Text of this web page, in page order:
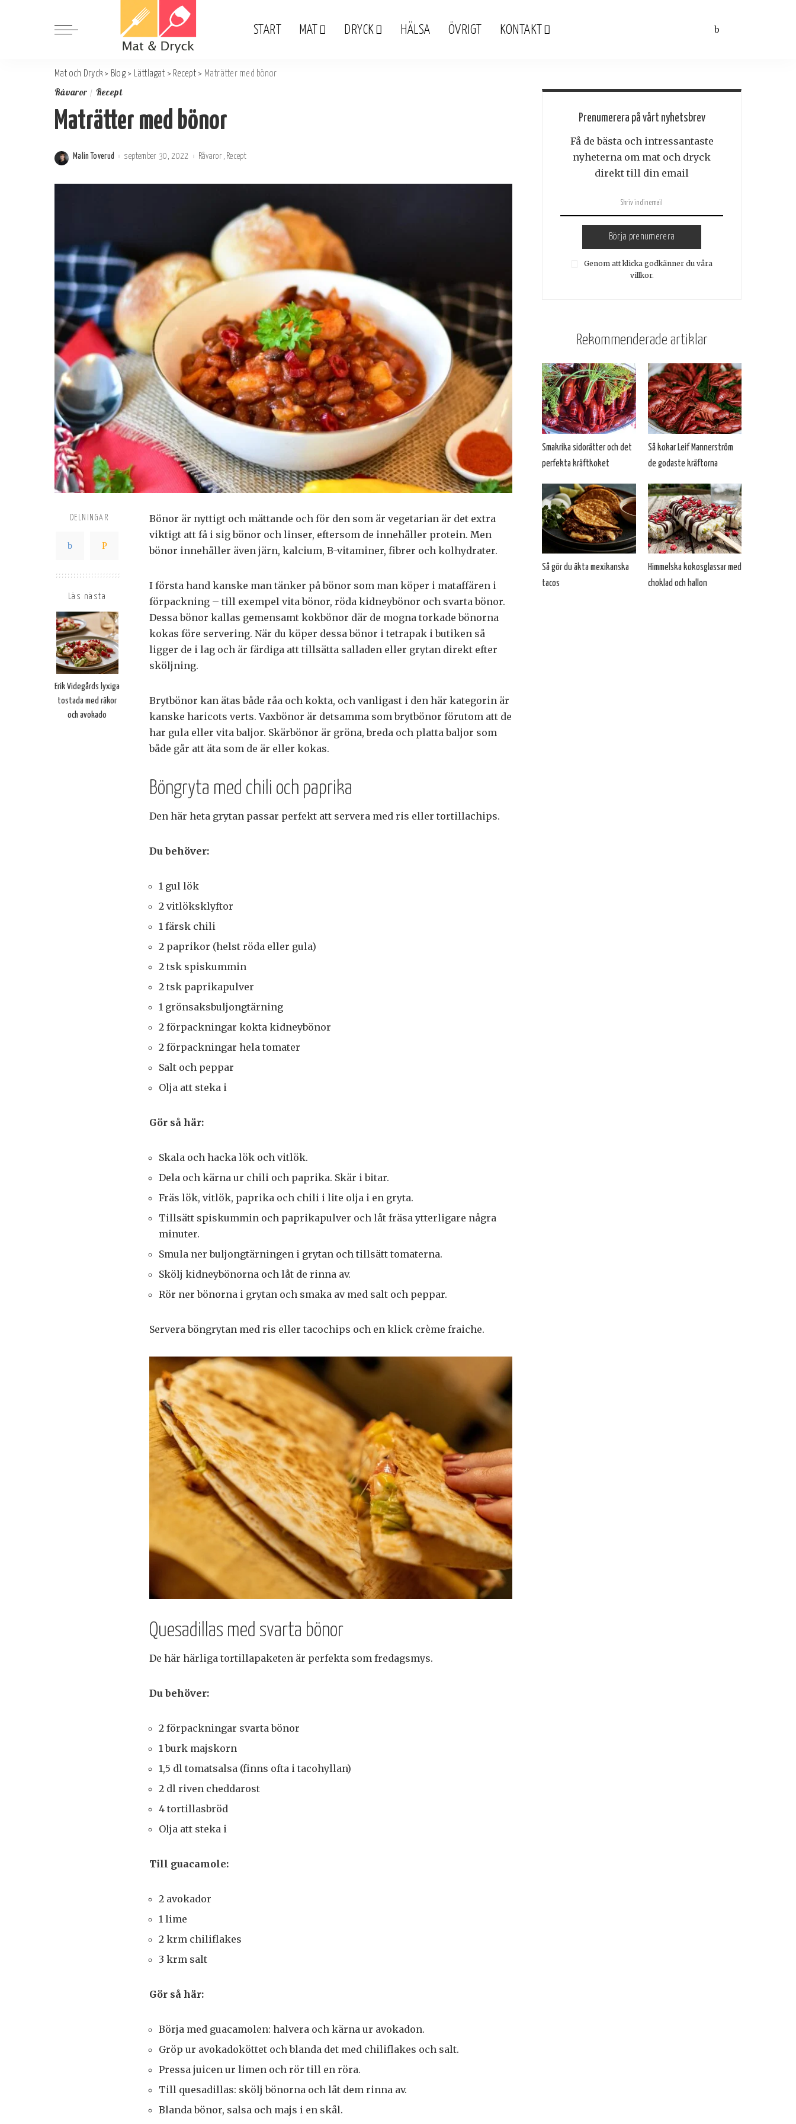
START MAT DRYCK HÄLSA ÖVRIGT KONTAKT
Mat och Dryck > Blog> Lättlagat > Recept> Maträtter med bönor
Råvaror Recept
Maträtter med bönor
Postat
Malin Toverud september 30, 2022 Råvaror Recept
DELNINGAR
Läs nästa
Erik Videgårds lyxiga
tostada med räkor
och avokado
Bönor är nyttigt och mättande och för den som är vegetarian är det extra
viktigt att få i sig bönor och linser, eftersom de innehåller protein. Men
bönor innehåller även järn, kalcium, B-vitaminer, fibrer och kolhydrater.
I första hand kanske man tänker på bönor som man köper i mataffären i
förpackning – till exempel vita bönor, röda kidneybönor och svarta bönor.
Dessa bönor kallas gemensamt kokbönor där de mogna torkade bönorna
kokas före servering. När du köper dessa bönor i tetrapak i butiken så
ligger de i lag och är färdiga att tillsätta salladen eller grytan direkt efter
sköljning.
Brytbönor kan ätas både råa och kokta, och vanligast i den här kategorin är
kanske haricots verts. Vaxbönor är detsamma som brytbönor förutom att de
har gula eller vita baljor. Skärbönor är gröna, breda och platta baljor som
både går att äta som de är eller kokas.
Böngryta med chili och paprika
Den här heta grytan passar perfekt att servera med ris eller tortillachips.
Du behöver:
1 gul lök
2 vitlöksklyftor
1 färsk chili
2 paprikor (helst röda eller gula)
2 tsk spiskummin
2 tsk paprikapulver
1 grönsaksbuljongtärning
2 förpackningar kokta kidneybönor
2 förpackningar hela tomater
Salt och peppar
Olja att steka i
Gör så här:
Skala och hacka lök och vitlök.
Dela och kärna ur chili och paprika. Skär i bitar.
Fräs lök, vitlök, paprika och chili i lite olja i en gryta.
Tillsätt spiskummin och paprikapulver och låt fräsa ytterligare några
minuter.
Smula ner buljongtärningen i grytan och tillsätt tomaterna.
Skölj kidneybönorna och låt de rinna av.
Rör ner bönorna i grytan och smaka av med salt och peppar.
Servera böngrytan med ris eller tacochips och en klick crème fraiche.
Quesadillas med svarta bönor
De här härliga tortillapaketen är perfekta som fredagsmys.
Du behöver:
2 förpackningar svarta bönor
1 burk majskorn
1,5 dl tomatsalsa (finns ofta i tacohyllan)
2 dl riven cheddarost
4 tortillasbröd
Olja att steka i
Till guacamole:
2 avokador
1 lime
2 krm chiliflakes
3 krm salt
Gör så här:
Börja med guacamolen: halvera och kärna ur avokadon.
Gröp ur avokadoköttet och blanda det med chiliflakes och salt.
Pressa juicen ur limen och rör till en röra.
Till quesadillas: skölj bönorna och låt dem rinna av.
Blanda bönor, salsa och majs i en skål.
Prenumerera på vårt nyhetsbrev
Få de bästa och intressantaste
nyheterna om mat och dryck
direkt till din email
Börja prenumerera
Genom att klicka godkänner du våra
villkor.
Rekommenderade artiklar
Smakrika sidorätter och det
perfekta kräftkoket
Så kokar Leif Mannerström
de godaste kräftorna
Så gör du äkta mexikanska
tacos
Himmelska kokosglassar med
choklad och hallon